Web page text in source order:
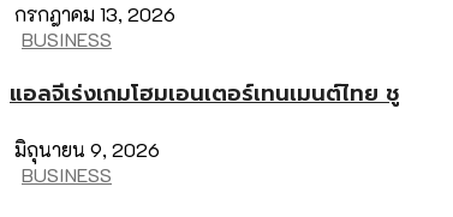
กรกฎาคม 13, 2026
BUSINESS
แอลจีเร่งเกมโฮมเอนเตอร์เทนเมนต์ไทย ชู
มิถุนายน 9, 2026
BUSINESS